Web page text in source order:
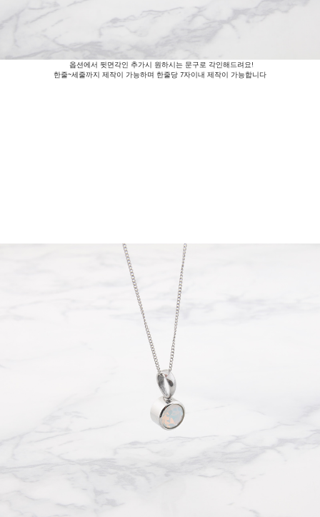
옵션에서 뒷면각인 추가시 원하시는 문구로 각인해드려요!
한줄~세줄까지 제작이 가능하며 한줄당 7자이내 제작이 가능합니다